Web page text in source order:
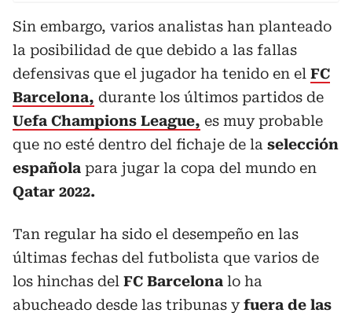
Sin embargo, varios analistas han planteado
la posibilidad de que debido a las fallas
defensivas que el jugador ha tenido en el FC
Barcelona, durante los últimos partidos de
Uefa Champions League, es muy probable
que no esté dentro del fichaje de la selección
española para jugar la copa del mundo en
Qatar 2022.
Tan regular ha sido el desempeño en las
últimas fechas del futbolista que varios de
los hinchas del FC Barcelona lo ha
abucheado desde las tribunas yfuera de las